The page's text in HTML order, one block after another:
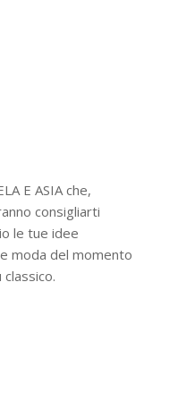
E ASIA che,
consigliarti
le tue idee
moda del momento